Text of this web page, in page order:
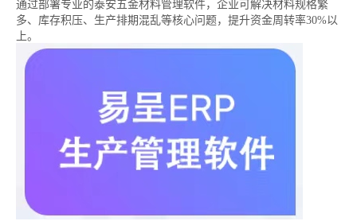
通过部署专业的泰安五金材料管理软件，企业可解决材料规格繁
多、库存积压、生产排期混乱等核心问题，提升资金周转率30%以
上。